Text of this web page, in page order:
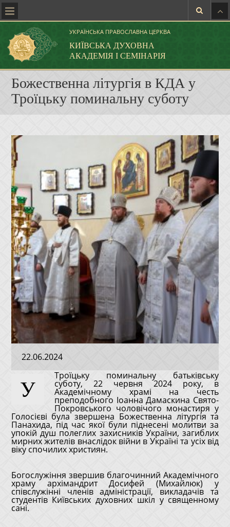
УКРАЇНСЬКА ПРАВОСЛАВНА ЦЕРКВА
КИЇВСЬКА ДУХОВНА
АКАДЕМІЯ І СЕМІНАРІЯ
Божественна літургія в КДА у
Троїцьку поминальну суботу
22.06.2024
У
Троїцьку поминальну батьківську
суботу, 22 червня 2024 року, в Академічному храмі на честь
преподобного Іоанна Дамаскина Свято-
Покровського чоловічого монастиря у
Голосієві була звершена Божественна літургія та
Панахида, під час якої були піднесені молитви за
упокій душ полеглих захисників України, загиблих
мирних жителів внаслідок війни в Україні та усіх від
віку спочилих християн.
Богослужіння звершив благочинний Академічного
храму архімандрит Досифей (Михайлюк) у
співслужінні членів адміністрації, викладачів та
студентів Київських духовних шкіл у священному
сані.